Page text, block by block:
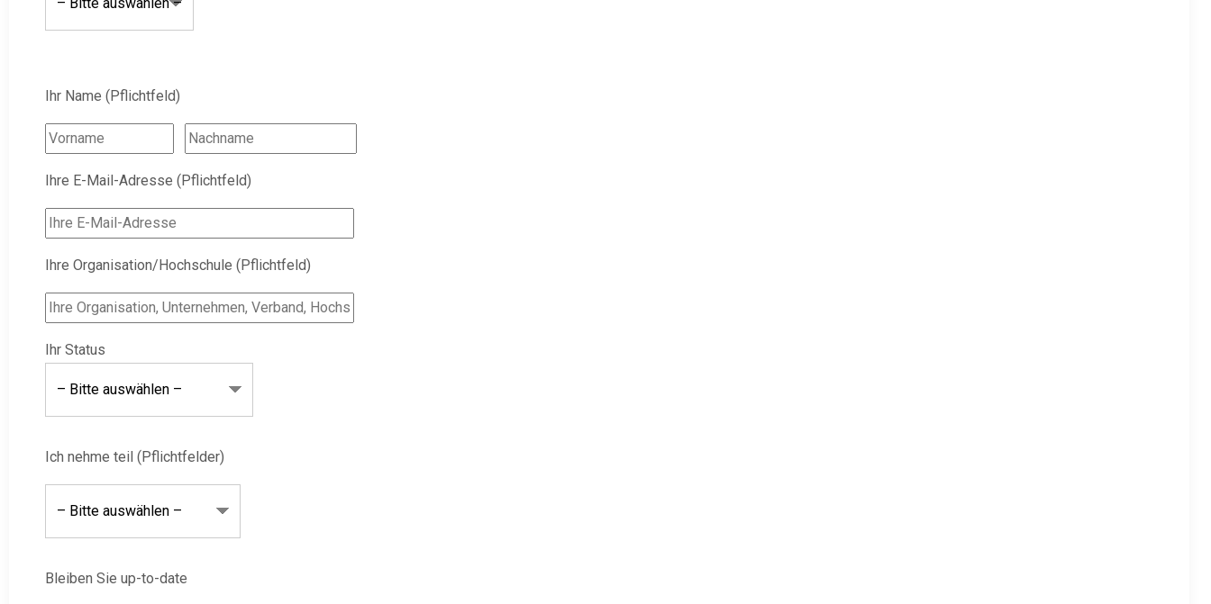
Ihr Name (Pflichtfeld)
Ihre E-Mail-Adresse (Pflichtfeld)
Ihre Organisation/Hochschule (Pflichtfeld)
Ihr Status
Ich nehme teil (Pflichtfelder)
Bleiben Sie up-to-date